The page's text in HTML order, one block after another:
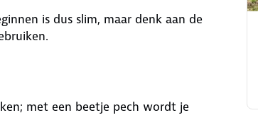
is dus slim, maar denk aan de
met een beetje pech wordt je